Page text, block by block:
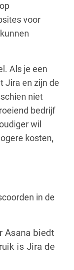
voor
Als je een
Jira en zijn de
niet
bedrijf
wil
kosten,
in de
Asana biedt
is Jira de